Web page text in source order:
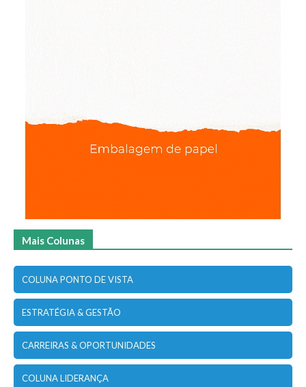
Mais Colunas
COLUNA PONTO DE VISTA
ESTRATÉGIA & GESTÃO
CARREIRAS & OPORTUNIDADES
COLUNA LIDERANÇA